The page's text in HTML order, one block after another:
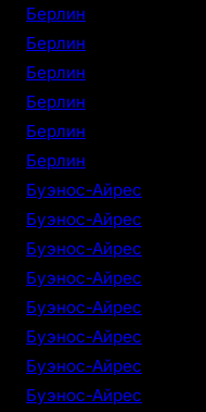
Берлин
Берлин
Берлин
Берлин
Берлин
Берлин
Буэнос-Айрес
Буэнос-Айрес
Буэнос-Айрес
Буэнос-Айрес
Буэнос-Айрес
Буэнос-Айрес
Буэнос-Айрес
Буэнос-Айрес